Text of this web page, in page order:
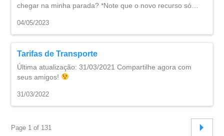
chegar na minha parada? *Note que o novo recurso só…
04/05/2023
Tarifas de Transporte
Última atualização: 31/03/2021 Compartilhe agora com
seus amigos!
31/03/2022
Page 1 of 131